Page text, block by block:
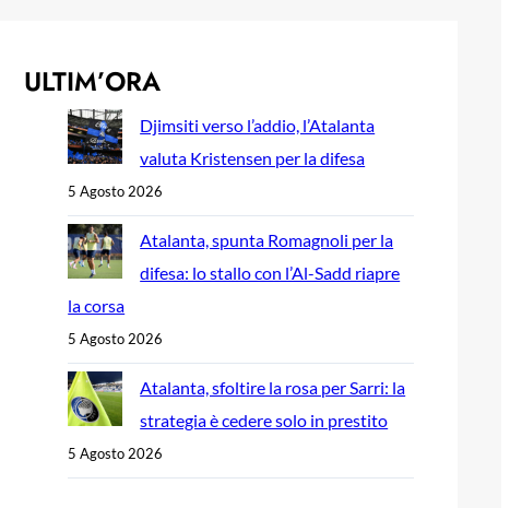
ULTIM’ORA
Djimsiti verso l’addio, l’Atalanta
valuta Kristensen per la difesa
5 Agosto 2026
Atalanta, spunta Romagnoli per la
difesa: lo stallo con l’Al-Sadd riapre
la corsa
5 Agosto 2026
Atalanta, sfoltire la rosa per Sarri: la
strategia è cedere solo in prestito
5 Agosto 2026